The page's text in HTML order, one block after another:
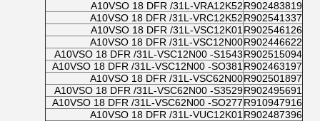
R902483819
A10VSO 18 DFR /31L-VRA12K52
R902541337
A10VSO 18 DFR /31L-VRC12K52
R902546126
A10VSO 18 DFR /31L-VSC12K01
R902446622
A10VSO 18 DFR /31L-VSC12N00
R902515094
A10VSO 18 DFR /31L-VSC12N00 -S1543
R902463197
A10VSO 18 DFR /31L-VSC12N00 -SO381
R902501897
A10VSO 18 DFR /31L-VSC62N00
R902495691
A10VSO 18 DFR /31L-VSC62N00 -S3529
R910947916
A10VSO 18 DFR /31L-VSC62N00 -SO277
R902487396
A10VSO 18 DFR /31L-VUC12K01